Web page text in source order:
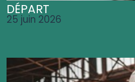
DÉPART
25 juin 2026